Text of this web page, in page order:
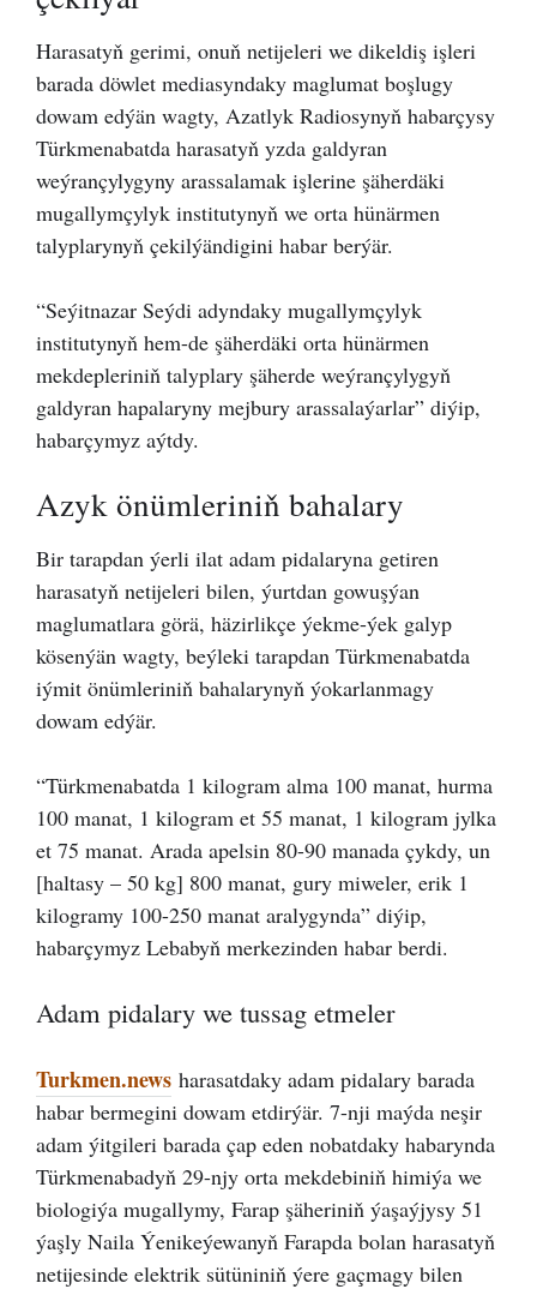
Harasatyň gerimi, onuň netijeleri we dikeldiş işleri
barada döwlet mediasyndaky maglumat boşlugy
dowam edýän wagty, Azatlyk Radiosynyň habarçysy
Türkmenabatda harasatyň yzda galdyran
weýrançylygyny arassalamak işlerine şäherdäki
mugallymçylyk institutynyň we orta hünärmen
talyplarynyň çekilýändigini habar berýär.
“Seýitnazar Seýdi adyndaky mugallymçylyk
institutynyň hem-de şäherdäki orta hünärmen
mekdepleriniň talyplary şäherde weýrançylygyň
galdyran hapalaryny mejbury arassalaýarlar” diýip,
habarçymyz aýtdy.
Azyk önümleriniň bahalary
Bir tarapdan ýerli ilat adam pidalaryna getiren
harasatyň netijeleri bilen, ýurtdan gowuşýan
maglumatlara görä, häzirlikçe ýekme-ýek galyp
kösenýän wagty, beýleki tarapdan Türkmenabatda
iýmit önümleriniň bahalarynyň ýokarlanmagy
dowam edýär.
“Türkmenabatda 1 kilogram alma 100 manat, hurma
100 manat, 1 kilogram et 55 manat, 1 kilogram jylka
et 75 manat. Arada apelsin 80-90 manada çykdy, un
[haltasy – 50 kg] 800 manat, gury miweler, erik 1
kilogramy 100-250 manat aralygynda” diýip,
habarçymyz Lebabyň merkezinden habar berdi.
Adam pidalary we tussag etmeler
Turkmen.news harasatdaky adam pidalary barada
habar bermegini dowam etdirýär. 7-nji maýda neşir
adam ýitgileri barada çap eden nobatdaky habarynda
Türkmenabadyň 29-njy orta mekdebiniň himiýa we
biologiýa mugallymy, Farap şäheriniň ýaşaýjysy 51
ýaşly Naila Ýenikeýewanyň Farapda bolan harasatyň
netijesinde elektrik sütüniniň ýere gaçmagy bilen